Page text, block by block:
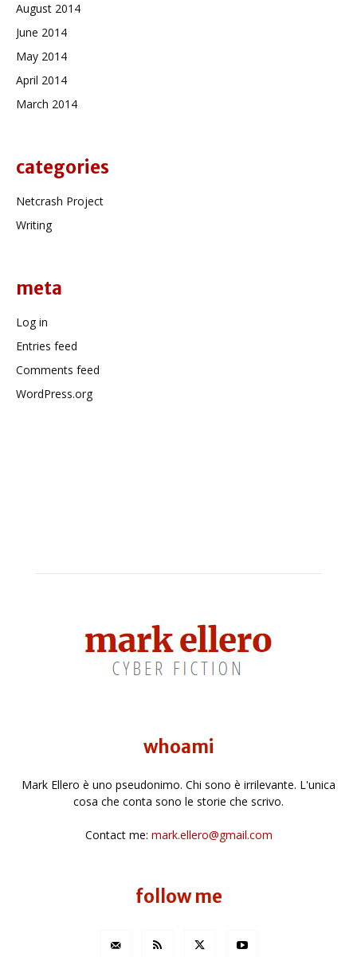
August 2014
June 2014
May 2014
April 2014
March 2014
categories
Netcrash Project
Writing
meta
Log in
Entries feed
Comments feed
WordPress.org
whoami
Mark Ellero è uno pseudonimo. Chi sono è irrilevante. L'unica
cosa che conta sono le storie che scrivo.
Contact me: mark.ellero@gmail.com
follow me